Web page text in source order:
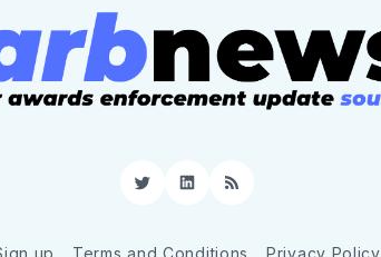
TwitterLinkedIn
RSS